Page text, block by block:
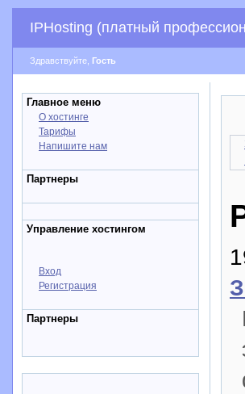
IPHosting (платный
Здравствуйте, Гость
Главное меню
О хостинге
Тарифы
Напишите нам
Партнеры
Управление хостингом
Вход
Регистрация
Партнеры